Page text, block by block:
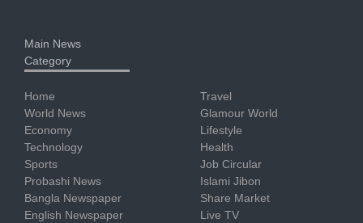
Main News
Category
Home
World News
Economy
Technology
Sports
Probashi News
Bangla Newspaper
English Newspaper
Travel
Glamour World
Lifestyle
Health
Job Circular
Islami Jibon
Share Market
Live TV